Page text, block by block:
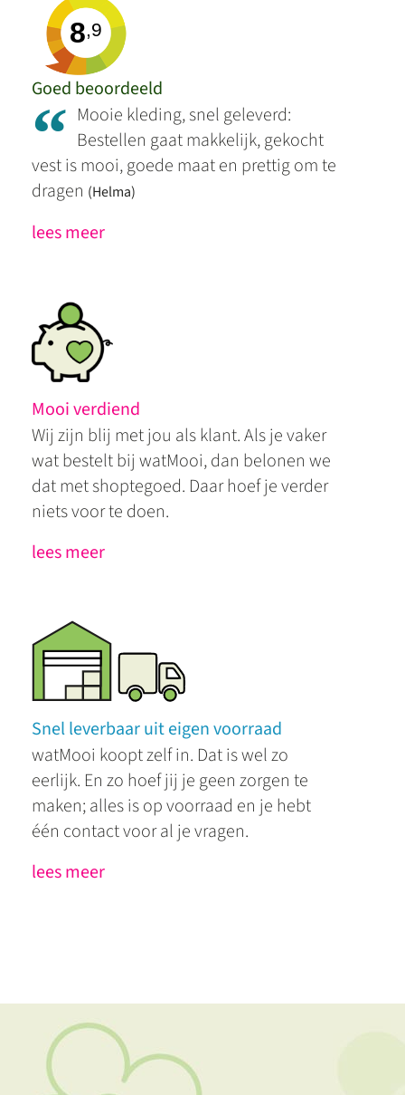
8,9
Goed beoordeeld
“ Mooie kleding, snel geleverd:
Bestellen gaat makkelijk, gekocht
vest is mooi, goede maat en prettig om te
dragen (Helma)
lees meer
Mooi verdiend
Wij zijn blij met jou als klant. Als je vaker
wat bestelt bij watMooi, dan belonen we
dat met shoptegoed. Daar hoef je verder
niets voor te doen.
lees meer
Snel leverbaar uit eigen voorraad
watMooi koopt zelf in. Dat is wel zo
eerlijk. En zo hoef jij je geen zorgen te
maken; alles is op voorraad en je hebt
één contact voor al je vragen.
lees meer